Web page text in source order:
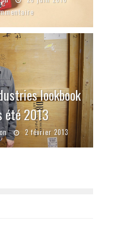
lookbook
été 2013
2 février 2013